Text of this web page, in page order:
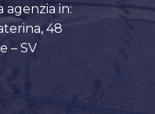
agenzia in:
48
– SV